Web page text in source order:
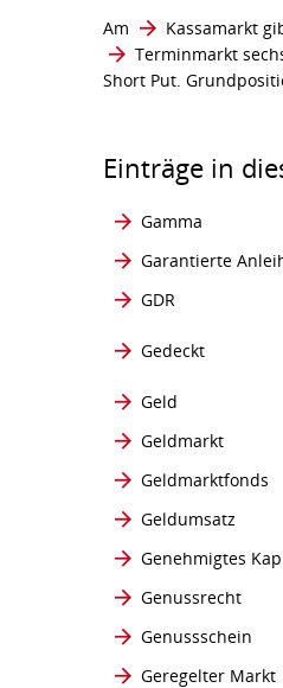
Am Kassamarkt
Terminmarkt
Short Put.
Einträge in
Gamma
Garantierte
GDR
Gedeckt
Geld
Geldmarkt
Geldmarktfonds
Geldumsatz
Genehmigtes
Genussrecht
Genussschein
Geregelter Markt